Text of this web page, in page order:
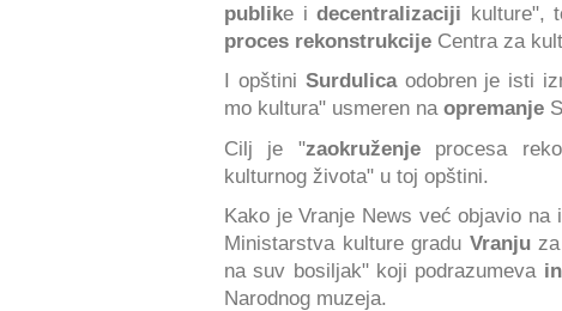
publike idecentralizaciji kulture",
proces rekonstrukcije Centra za
I opštini Surdulicaodobren je isti
mo kultura" usmeren na opremanje
Cilj je "zaokruženjeprocesa
kulturnog života" u toj opštini.
Kako je Vranje News već objavio
Ministarstva kulture gradu Vranjuza
na suv bosiljak" koji podrazumeva
Narodnog muzeja.